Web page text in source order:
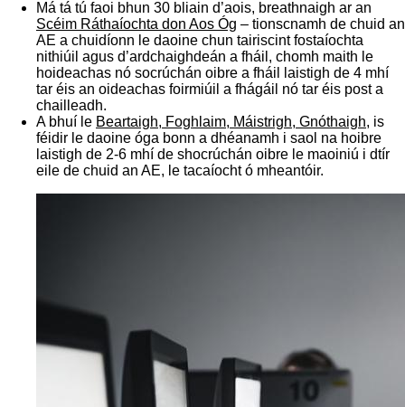
Má tá tú faoi bhun 30 bliain d’aois, breathnaigh ar an
Scéim Ráthaíochta don Aos Óg – tionscnamh de chuid an
AE a chuidíonn le daoine chun tairiscint fostaíochta
nithiúil agus d’ardchaighdeán a fháil, chomh maith le
hoideachas nó socrúchán oibre a fháil laistigh de 4 mhí
tar éis an oideachas foirmiúil a fhágáil nó tar éis post a
chailleadh.
A bhuí le Beartaigh, Foghlaim, Máistrigh, Gnóthaigh, is
féidir le daoine óga bonn a dhéanamh i saol na hoibre
laistigh de 2-6 mhí de shocrúchán oibre le maoiniú i dtír
eile de chuid an AE, le tacaíocht ó mheantóir.